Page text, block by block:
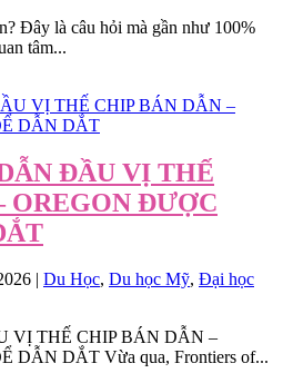
Đây là câu hỏi mà gần như 100%
tâm...
ĐẦU VỊ THẾ
OREGON ĐƯỢC
| Du Học, Du học Mỹ, Đại học
VỊ THẾ CHIP BÁN DẪN –
DẪN DẮT Vừa qua, Frontiers of...